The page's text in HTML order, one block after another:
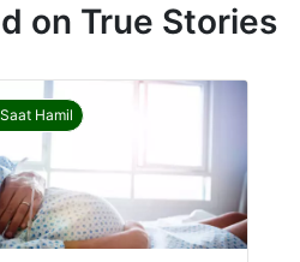
on True Stories
Hamil